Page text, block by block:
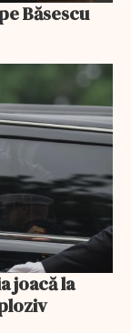
Băsescu
joacă la